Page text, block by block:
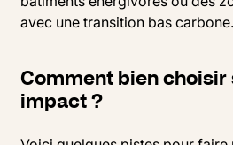
avec une transition bas carbone.
Comment bien choisir
impact ?